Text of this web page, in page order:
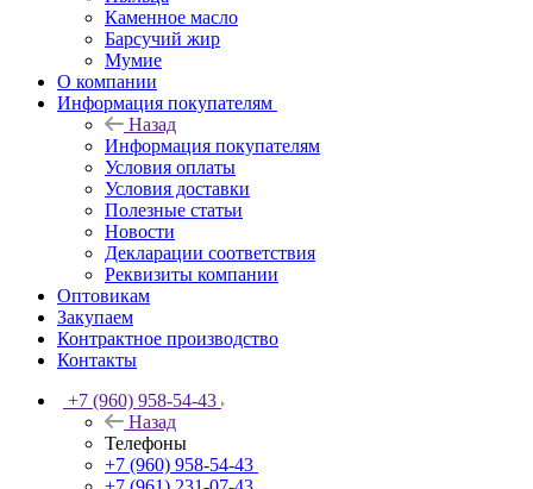
Каменное масло
Барсучий жир
Мумие
О компании
Информация покупателям
Назад
Информация покупателям
Условия оплаты
Условия доставки
Полезные статьи
Новости
Декларации соответствия
Реквизиты компании
Оптовикам
Закупаем
Контрактное производство
Контакты
+7 (960) 958-54-43
Назад
Телефоны
+7 (960) 958-54-43